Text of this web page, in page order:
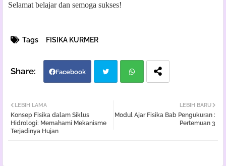
Selamat belajar dan semoga sukses!
Tags FISIKA KURMER
Facebook
atsa
LEBIH BARU
Modul Ajar Fisika Bab Pengukuran :
Pertemuan 3
LEBIH LAMA
Konsep Fisika dalam Siklus
Hidrologi: Memahami Mekanisme
Terjadinya Hujan